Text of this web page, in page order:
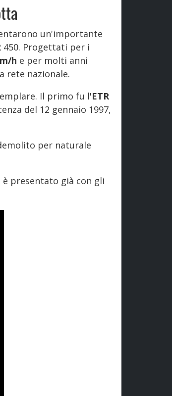
un'importante
450. Progettati per i
h e per molti anni
rete nazionale.
Il primo fu l'ETR
del 12 gennaio 1997,
per naturale
presentato già con gli